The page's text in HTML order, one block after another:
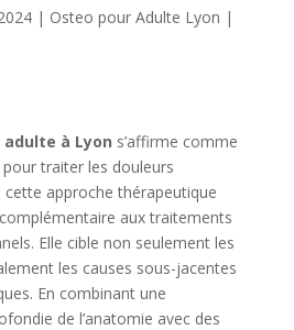
| Osteo pour Adulte Lyon |
à Lyon s’affirme comme
traiter les douleurs
approche thérapeutique
aux traitements
Elle cible non seulement les
les causes sous-jacentes
En combinant une
de l’anatomie avec des